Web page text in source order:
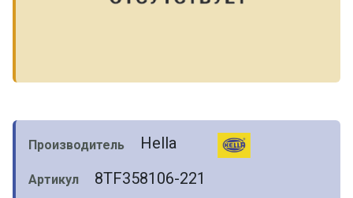
Производитель Hella
Артикул 8TF358106-221